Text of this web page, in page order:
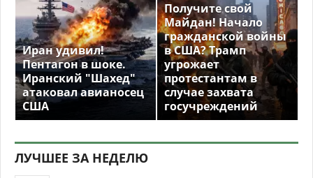
Иран удивил!
Пентагон в шоке.
Иранский "Шахед"
атаковал авианосец
США
Получите свой
Майдан! Начало
гражданской войны
в США? Трамп
угрожает
протестантам в
случае захвата
госучреждений
ЛУЧШЕЕ ЗА НЕДЕЛЮ